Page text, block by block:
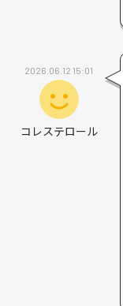
2026.06.12 15:01
コレステロール